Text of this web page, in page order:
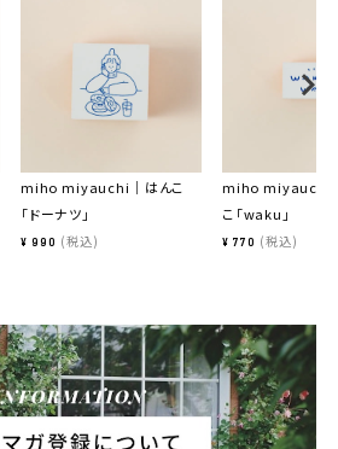
miho miyauchi｜はんこ
「ドーナツ」
¥ 990 税込
miho miyauchi
こ「waku」
¥ 770 税込